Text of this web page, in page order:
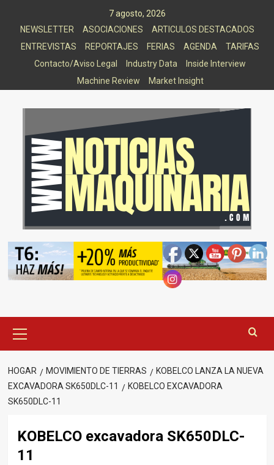
7 agosto, 2026
NEWSLETTER
ASOCIACIONES
ARTICULOS DESTACADOS
ENTREVISTAS
REPORTAJES FERIAS AGENDA
TARIFAS
Contacto/Aviso Legal
Industry Data
Inside Interview
Machine Review
Market Insight
principal
HOGAR MOVIMIENTO DE TIERRAS
KOBELCO LANZA LA NUEVA
EXCAVADORA SK650DLC-11
KOBELCO EXCAVADORA
SK650DLC-11
KOBELCO excavadora SK650DLC-
11